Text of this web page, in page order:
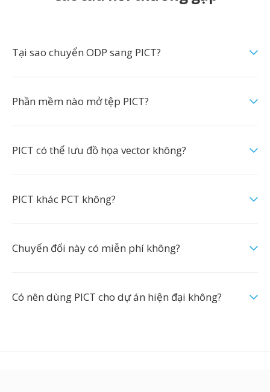
Tại sao chuyển ODP sang PICT?
Phần mềm nào mở tệp PICT?
PICT có thể lưu đồ họa vector không?
PICT khác PCT không?
Chuyển đổi này có miễn phí không?
Có nên dùng PICT cho dự án hiện đại không?